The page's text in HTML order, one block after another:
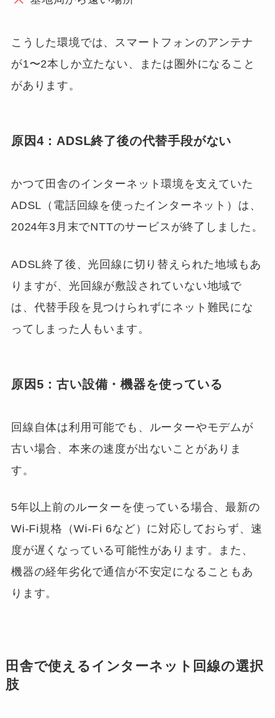
こうした環境では、スマートフォンのアンテナ
が1〜2本しか立たない、または圏外になること
があります。
原因4：ADSL終了後の代替手段がない
かつて田舎のインターネット環境を支えていた
ADSL（電話回線を使ったインターネット）は、
2024年3月末でNTTのサービスが終了しました。
ADSL終了後、光回線に切り替えられた地域もあ
りますが、光回線が敷設されていない地域で
は、代替手段を見つけられずにネット難民にな
ってしまった人もいます。
原因5：古い設備・機器を使っている
回線自体は利用可能でも、ルーターやモデムが
古い場合、本来の速度が出ないことがありま
す。
5年以上前のルーターを使っている場合、最新の
Wi-Fi規格（Wi-Fi 6など）に対応しておらず、速
度が遅くなっている可能性があります。また、
機器の経年劣化で通信が不安定になることもあ
ります。
田舎で使えるインターネット回線の選択
肢